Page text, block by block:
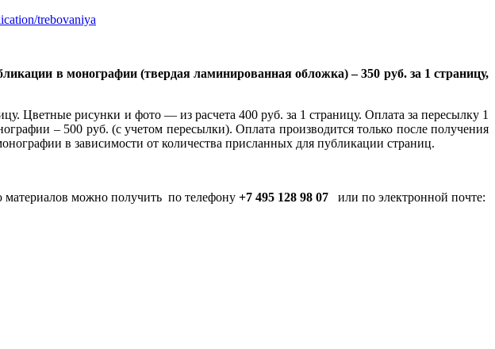
trebovaniya
в монографии (твердая ламинированная обложка) – 350 руб. за 1 страницу,
Цветные рисунки и фото — из расчета 400 руб. за 1 страницу. Оплата за пересылку 1
– 500 руб. (с учетом пересылки). Оплата производится только после получения
в зависимости от количества присланных для публикации страниц.
можно получить по телефону +7 495 128 98 07
или по электронной почте: